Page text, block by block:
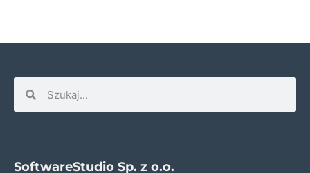
SoftwareStudio Sp. z o.o.